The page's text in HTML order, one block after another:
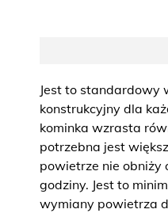
Jest to standardowy
konstrukcyjny dla
kominka wzrasta
​​potrzebna jest
powietrze nie obniży
godziny. Jest to
wymiany powietrza